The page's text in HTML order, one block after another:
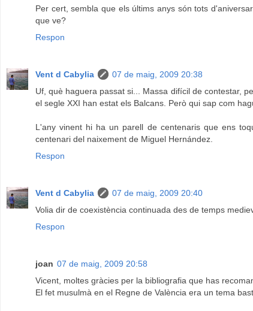
Per cert, sembla que els últims anys són tots
que ve?
Respon
Vent d Cabylia
07 de maig, 2009 20:38
Uf, què haguera passat si... Massa difícil de contestar,
el segle XXI han estat els Balcans. Però qui sap com
L'any vinent hi ha un parell de centenaris que ens
centenari del naixement de Miguel Hernández.
Respon
Vent d Cabylia
07 de maig, 2009 20:40
Volia dir de coexistència continuada des de temps
Respon
joan 07 de maig, 2009 20:58
Vicent, moltes gràcies per la bibliografia que has
El fet musulmà en el Regne de València era un tema